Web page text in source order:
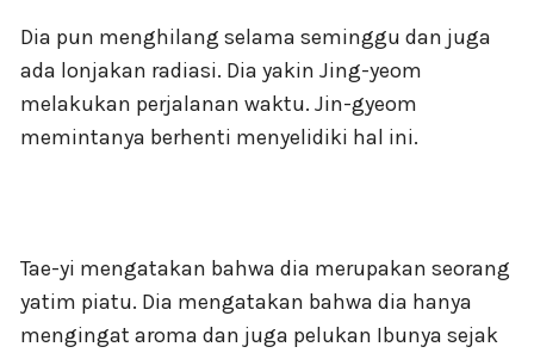
Dia pun menghilang selama seminggu dan juga
ada lonjakan radiasi. Dia yakin Jing-yeom
melakukan perjalanan waktu. Jin-gyeom
memintanya berhenti menyelidiki hal ini.
Tae-yi mengatakan bahwa dia merupakan seorang
yatim piatu. Dia mengatakan bahwa dia hanya
mengingat aroma dan juga pelukan Ibunya sejak